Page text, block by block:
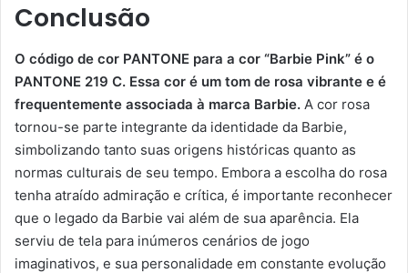
Conclusão
O código de cor PANTONE para a cor “Barbie Pink” é o
PANTONE 219 C. Essa cor é um tom de rosa vibrante e é
frequentemente associada à marca Barbie. A cor rosa
tornou-se parte integrante da identidade da Barbie,
simbolizando tanto suas origens históricas quanto as
normas culturais de seu tempo. Embora a escolha do rosa
tenha atraído admiração e crítica, é importante reconhecer
que o legado da Barbie vai além de sua aparência. Ela
serviu de tela para inúmeros cenários de jogo
imaginativos, e sua personalidade em constante evolução